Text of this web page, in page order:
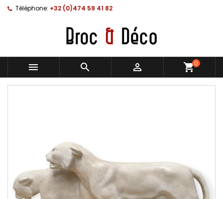
Téléphone: +32 (0)474 59 41 82
   shopping_cart0